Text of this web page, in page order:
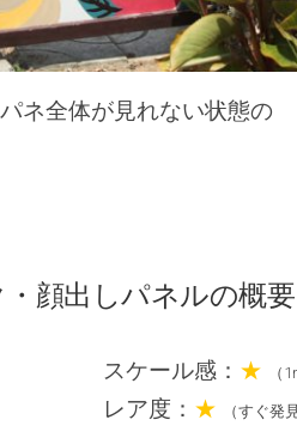
ネ全体が見れない状態の
顔出しパネルの概要
スケール感： ★ （
レア度： ★ （すぐ発